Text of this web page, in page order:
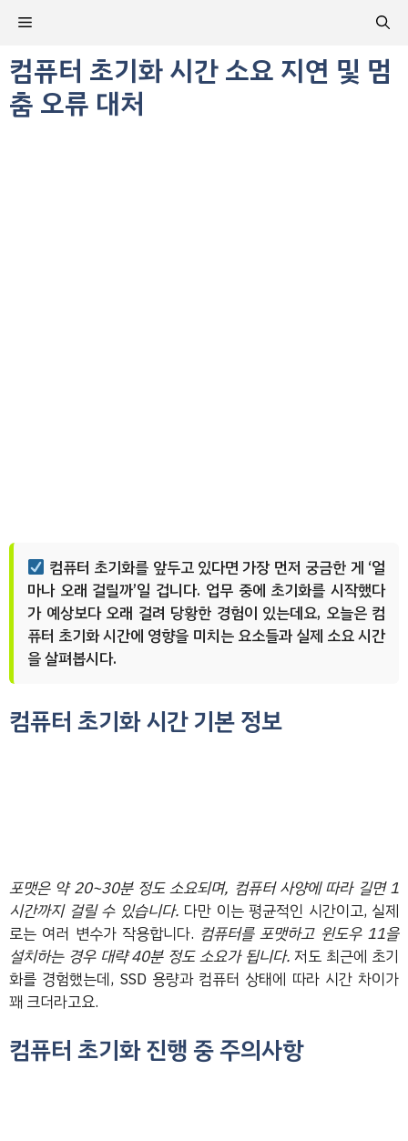
츠
로
건
메
뉴
컴퓨터 초기화 시간 소요 지연 및 멈
춤 오류 대처
컴퓨터 초기화를 앞두고 있다면 가장 먼저 궁금한 게 ‘얼
마나 오래 걸릴까’일 겁니다. 업무 중에 초기화를 시작했다
가 예상보다 오래 걸려 당황한 경험이 있는데요, 오늘은 컴
퓨터 초기화 시간에 영향을 미치는 요소들과 실제 소요 시간
을 살펴봅시다.
컴퓨터 초기화 시간 기본 정보
포맷은 약 20~30분 정도 소요되며, 컴퓨터 사양에 따라 길면 1
시간까지 걸릴 수 있습니다. 다만 이는 평균적인 시간이고, 실제
로는 여러 변수가 작용합니다. 컴퓨터를 포맷하고 윈도우 11을
설치하는 경우 대략 40분 정도 소요가 됩니다. 저도 최근에 초기
화를 경험했는데, SSD 용량과 컴퓨터 상태에 따라 시간 차이가
꽤 크더라고요.
컴퓨터 초기화 진행 중 주의사항